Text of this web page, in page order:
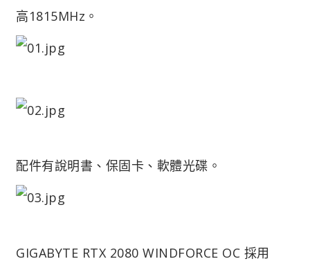
高1815MHz。
配件有說明書、保固卡、軟體光碟。
GIGABYTE RTX 2080 WINDFORCE OC 採用